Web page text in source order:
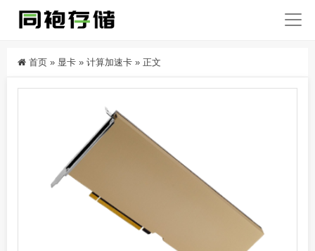
首页 » 显卡 » 计算加速卡 » 正文